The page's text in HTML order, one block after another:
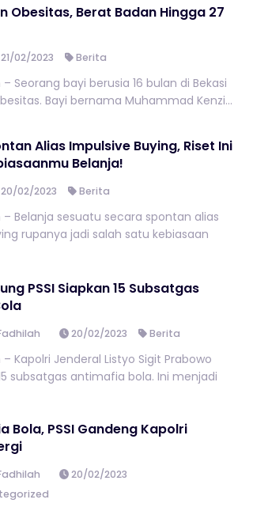
Obesitas, Berat Badan Hingga 27
21/02/2023 Berita
Seorang bayi berusia 16 bulan di Bekasi
Bayi bernama Muhammad Kenzi...
Alias Impulsive Buying, Riset Ini
Belanja!
20/02/2023 Berita
– Belanja sesuatu secara spontan alias
rupanya jadi salah satu kebiasaan
PSSI Siapkan 15 Subsatgas
20/02/2023 Berita
Kapolri Jenderal Listyo Sigit Prabowo
subsatgas antimafia bola. Ini menjadi
Bola, PSSI Gandeng Kapolri
20/02/2023